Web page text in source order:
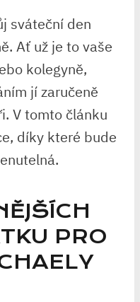
sváteční den
Ať už je to vaše
kolegyně,
jí zaručeně
V tomto článku
díky které bude
PRO